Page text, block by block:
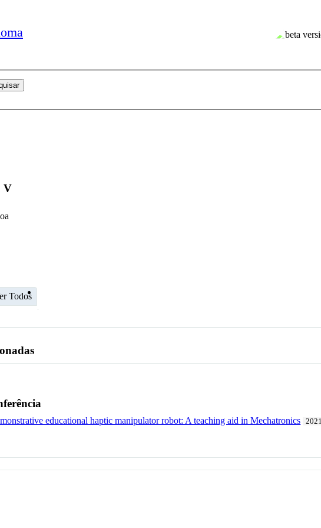
V
Todos
educational haptic manipulator robot: A teaching aid in Mechatronics 2021